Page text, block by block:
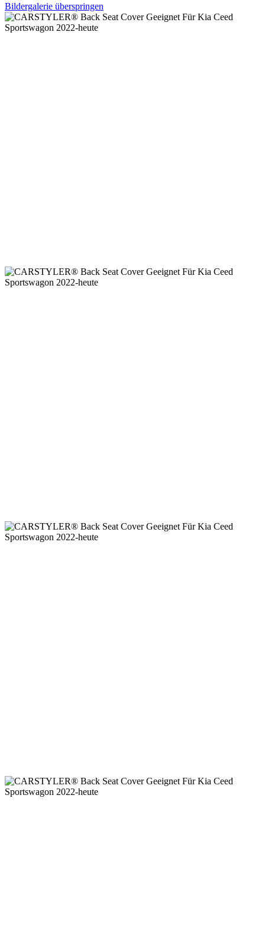
Bildergalerie überspringen